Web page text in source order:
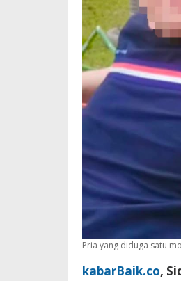
Pria yang diduga satu
kabarBaik.co,